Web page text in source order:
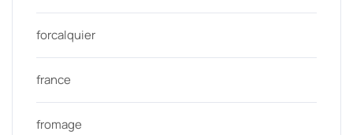
forcalquier
france
fromage